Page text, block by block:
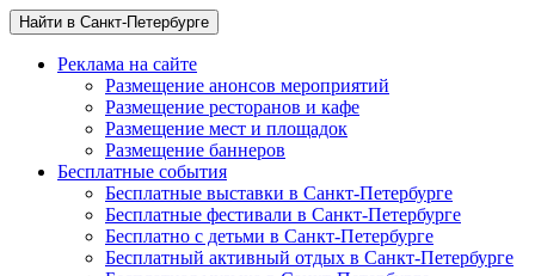
Найти в Санкт-Петербурге
Реклама на сайте
Размещение анонсов мероприятий
Размещение ресторанов и кафе
Размещение мест и площадок
Размещение баннеров
Бесплатные события
Бесплатные выставки в Санкт-Петербурге
Бесплатные фестивали в Санкт-Петербурге
Бесплатно с детьми в Санкт-Петербурге
Бесплатный активный отдых в Санкт-Петербурге